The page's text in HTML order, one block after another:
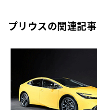
プリウスの関連記事